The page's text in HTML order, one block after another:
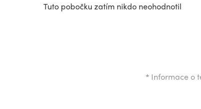
Tuto pobočku zatím nikdo neohodnotil
* Informace o